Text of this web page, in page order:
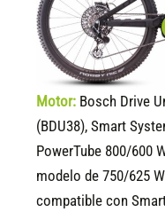
Motor: Bosch Drive
(BDU38), Smart
PowerTube 800/600
modelo de 750/625
compatible con